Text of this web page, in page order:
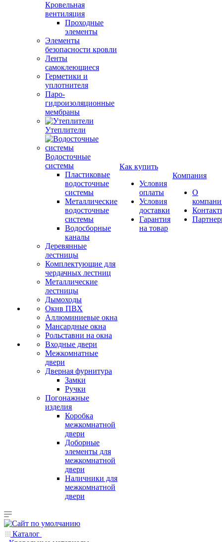
Кровельная
вентиляция
Проходные
элементы
Элементы
безопасности кровли
Ленты
самоклеющиеся
Герметики и
уплотнителя
Паро-
гидроизоляционные
мембраны
Утеплители
Водосточные
системы
Пластиковые
водосточные
системы
Металлические
водосточные
системы
Водосборные
каналы
Деревянные
лестницы
Комплектующие для
чердачных лестниц
Металлические
лестницы
Дымоходы
Окнв ПВХ
Аллюминиевые окна
Мансардные окна
Рольставни на окна
Входные двери
Межкомнатные
двери
Дверная фурнитура
Замки
Ручки
Погонажные
изделия
Коробка
межкомнатной
двери
Доборные
элементы для
межкомнатной
двери
Наличники для
межкомнатной
двери
Как купить
Условия
оплаты
Условия
доставки
Гарантия
на товар
Компания
О
Каталог